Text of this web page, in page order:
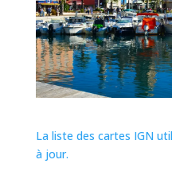
La liste des cartes IGN
à jour.